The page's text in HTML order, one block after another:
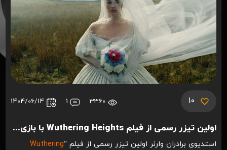
10
3360
1
1404/06/14
اولین تیزر رسمی از فیلم Wuthering Heights با بازی مارگو رابی منتشر شد
استدیوی برادران وارنر اولین تیزر رسمی از فیلم “Wuthering